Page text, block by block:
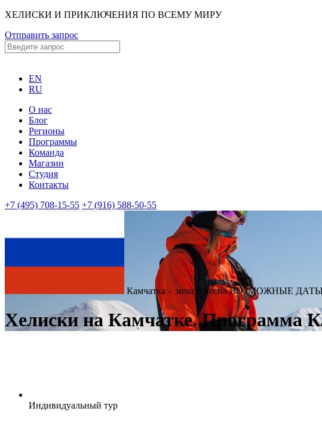
ХЕЛИСКИ И ПРИКЛЮЧЕНИЯ ПО ВСЕМУ МИРУ
Отправить запрос
EN
RU
О нас
Блог
Регионы
Программы
Команда
Магазин
Студия
Контакты
+7 (495) 708-15-55 +7 (916) 588-50-55
Камчатка – зима и весна ВОЗМОЖНЫЕ
Хелиски на Камчатке.
Индивидуальный тур